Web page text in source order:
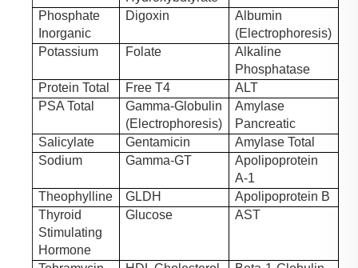
Albumin
(Electrophoresis)
Digoxin
Phosphate
Inorganic
Alkaline
Phosphatase
Folate
Potassium
ALT
Free T4
Protein Total
Amylase
Pancreatic
Gamma-Globulin
(Electrophoresis)
PSA Total
Amylase Total
Gentamicin
Salicylate
Apolipoprotein
A-1
Gamma-GT
Sodium
Apolipoprotein B
GLDH
Theophylline
AST
Glucose
Thyroid
Stimulating
Hormone